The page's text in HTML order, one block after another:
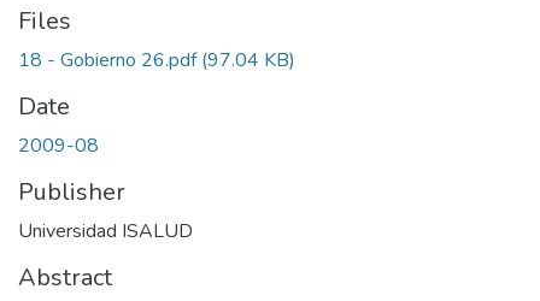
Files
18 - Gobierno 26.pdf(97.04 KB)
Date
2009-08
Publisher
Universidad ISALUD
Abstract